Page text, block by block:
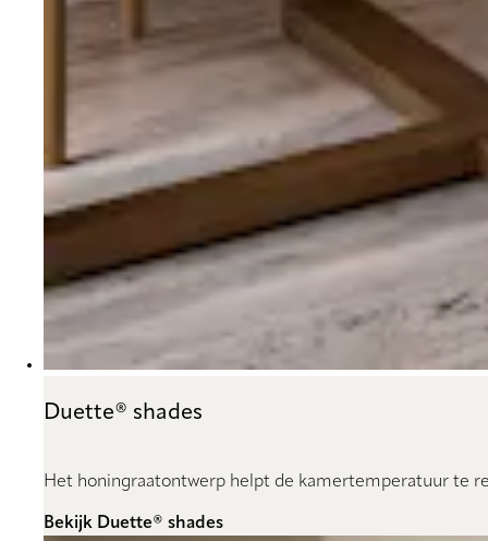
Duette® shades
Het honingraatontwerp helpt de kamertemperatuur te
Bekijk Duette® shades